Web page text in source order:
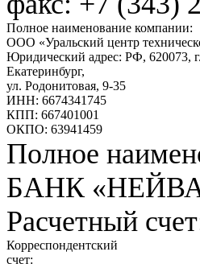
Полное наименование компании:
ООО «Уральский центр
Юридический адрес: РФ, 620073, г.
Екатеринбург,
ул. Родонитовая, 9-35
ИНН: 6674341745
КПП: 667401001
ОКПО: 63941459
Полное
БАНК
Расчетный
Корреспондентский
счет: